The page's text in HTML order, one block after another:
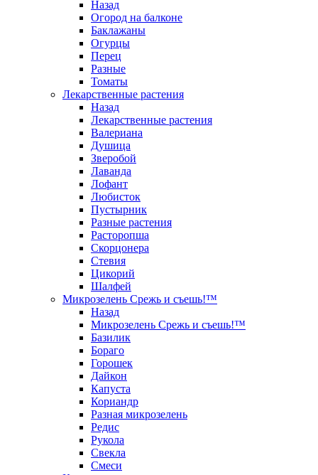
Назад
Огород на балконе
Баклажаны
Огурцы
Перец
Разные
Томаты
Лекарственные растения
Назад
Лекарственные растения
Валериана
Душица
Зверобой
Лаванда
Лофант
Любисток
Пустырник
Разные растения
Расторопша
Скорцонера
Стевия
Цикорий
Шалфей
Микрозелень Срежь и съешь!™
Назад
Микрозелень Срежь и съешь!™
Базилик
Бораго
Горошек
Дайкон
Капуста
Кориандр
Разная микрозелень
Редис
Рукола
Свекла
Смеси